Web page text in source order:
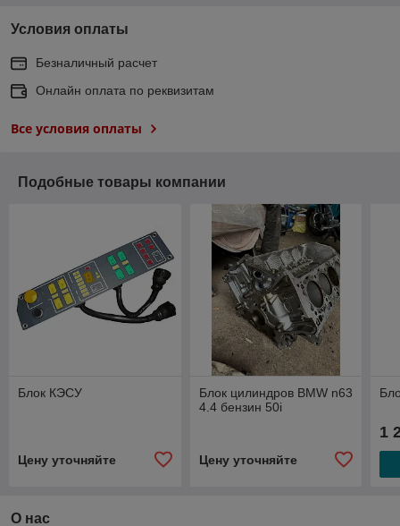
Условия оплаты
Безналичный расчет
Онлайн оплата по реквизитам
Все условия оплаты
Подобные товары компании
Блок КЭСУ
Цену уточняйте
Блок цилиндров BMW n63
4.4 бензин 50i
Цену уточняйте
1
О нас